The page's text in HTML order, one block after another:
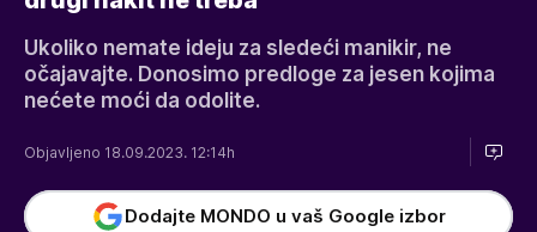
Ukoliko nemate ideju za sledeći manikir, ne
očajavajte. Donosimo predloge za jesen kojima
nećete moći da odolite.
Objavljeno 18.09.2023. 12:14h
Dodajte MONDO u vaš Google izbor